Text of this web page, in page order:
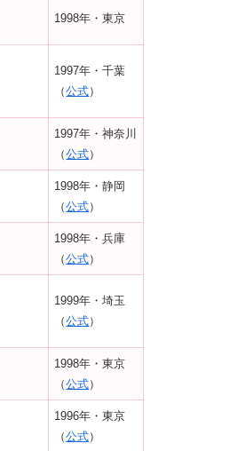
1998年・東京
1997年・千葉
（公式）
1997年・神奈川
（公式）
1998年・静岡
（公式）
1998年・兵庫
（公式）
1999年・埼玉
（公式）
1998年・東京
（公式）
1996年・東京
（公式）